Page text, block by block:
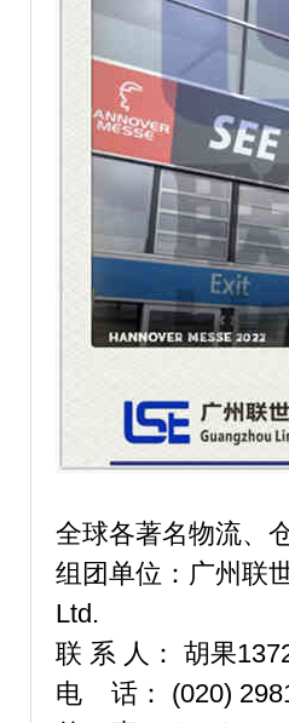
全球各著名物流、
组团单位：广州联
Ltd.
联 系 人： 胡果
电 话： (020)